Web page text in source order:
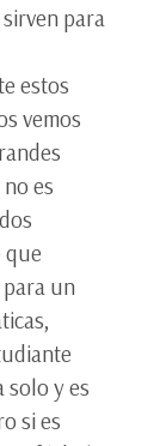
para
estos
vemos
es
que
un
solo y es
si es